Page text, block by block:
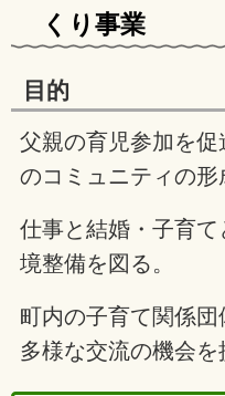
くり事業
目的
父親の育児参加を
のコミュニティの形
仕事と結婚・子育
境整備を図る。
町内の子育て関係団
多様な交流の機会を